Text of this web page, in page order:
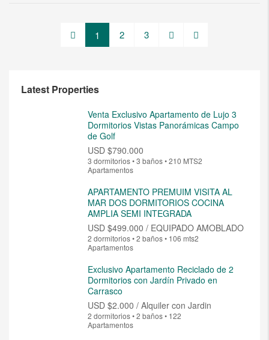
1 2 3
Latest Properties
Venta Exclusivo Apartamento de Lujo 3
Dormitorios Vistas Panorámicas Campo
de Golf
USD $790.000
3 dormitorios • 3 baños • 210 MTS2
Apartamentos
APARTAMENTO PREMUIM VISITA AL
MAR DOS DORMITORIOS COCINA
AMPLIA SEMI INTEGRADA
USD $499.000 / EQUIPADO AMOBLADO
2 dormitorios • 2 baños • 106 mts2
Apartamentos
Exclusivo Apartamento Reciclado de 2
Dormitorios con Jardín Privado en
Carrasco
USD $2.000 / Alquiler con Jardin
2 dormitorios • 2 baños • 122
Apartamentos